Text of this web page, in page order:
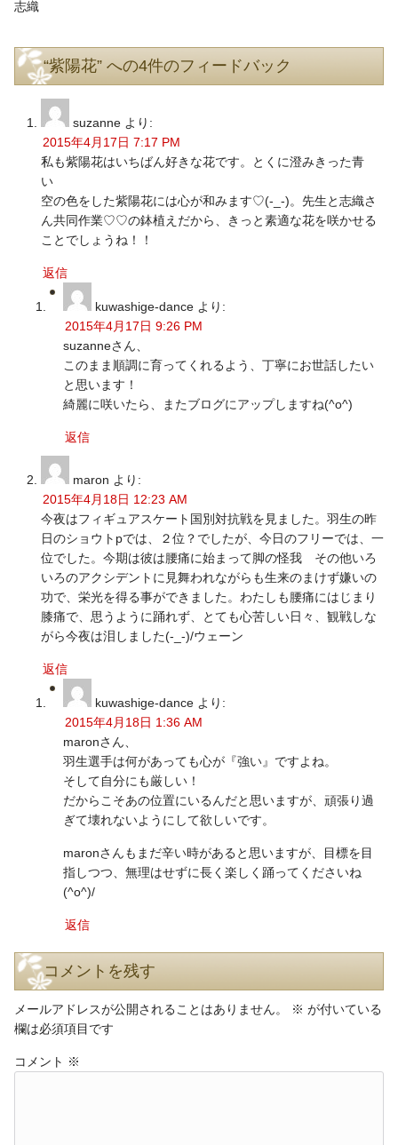
志織
“紫陽花” への4件のフィードバック
suzanne より:
2015年4月17日 7:17 PM
私も紫陽花はいちばん好きな花です。とくに澄みきった青
い
空の色をした紫陽花には心が和みます♡(-_-)。先生と志織さ
ん共同作業♡♡の鉢植えだから、きっと素適な花を咲かせる
ことでしょうね！！
返信
kuwashige-dance より:
2015年4月17日 9:26 PM
suzanneさん、
このまま順調に育ってくれるよう、丁寧にお世話したい
と思います！
綺麗に咲いたら、またブログにアップしますね(^o^)
返信
maron より:
2015年4月18日 12:23 AM
今夜はフィギュアスケート国別対抗戦を見ました。羽生の昨
日のショウトpでは、２位？でしたが、今日のフリーでは、一
位でした。今期は彼は腰痛に始まって脚の怪我 その他いろ
いろのアクシデントに見舞われながらも生来のまけず嫌いの
功で、栄光を得る事ができました。わたしも腰痛にはじまり
膝痛で、思うように踊れず、とても心苦しい日々、観戦しな
がら今夜は泪しました(-_-)/ウェーン
返信
kuwashige-dance より:
2015年4月18日 1:36 AM
maronさん、
羽生選手は何があっても心が『強い』ですよね。
そして自分にも厳しい！
だからこそあの位置にいるんだと思いますが、頑張り過
ぎて壊れないようにして欲しいです。
maronさんもまだ辛い時があると思いますが、目標を目
指しつつ、無理はせずに長く楽しく踊ってくださいね
(^o^)/
返信
コメントを残す
メールアドレスが公開されることはありません。 ※ が付いている
欄は必須項目です
コメント ※